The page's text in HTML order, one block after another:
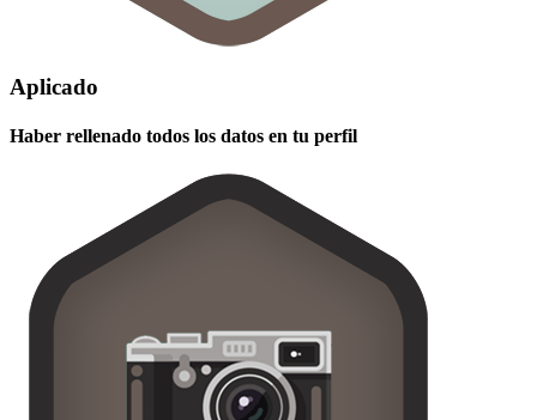
Aplicado
Haber rellenado todos los datos en tu perfil